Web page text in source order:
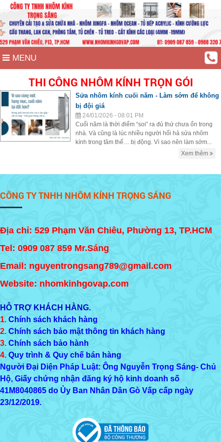
MENU
THI CÔNG NHÔM KÍNH TRỌN GÓI
Sửa nhôm kính cuối năm - Làm sớm để không
bị đội giá
24/01/2026 - 08:01 PM
Cuối năm là thời điểm “soi” ra đủ thứ chưa ổn trong
nhà. Và cũng là lúc nhiều người hối hả sửa nhôm
kính trong tâm thế… bị động. Vì sao nên làm sớm...
Xem thêm
CÔNG TY TNHH NHÔM KÍNH TRỌNG SÁNG
Địa chỉ: 529 Phạm Văn Chiêu, Phường 13, TP.HCM
Tel: 0909 087 859 Mr.Sáng
Email: nguyentrongsang789@gmail.com
Website: nhomkinhgovap.com
HỖ TRỢ KHÁCH HÀNG.
1. Chính sách khách hàng
2. Chính sách bảo mật thông tin khách hàng
3. Chính sách bảo hành
4. Quy trình & Quy chế bán hàng
Người Đại Diện Pháp Luật: Ông Nguyễn Trọng Sáng- Chủ
Hộ, Giấy chứng nhận đăng ký hộ kinh doanh số
41M8040865 do Ủy Ban Nhân Dân Gò Vấp cấp ngày
23/12/2019.